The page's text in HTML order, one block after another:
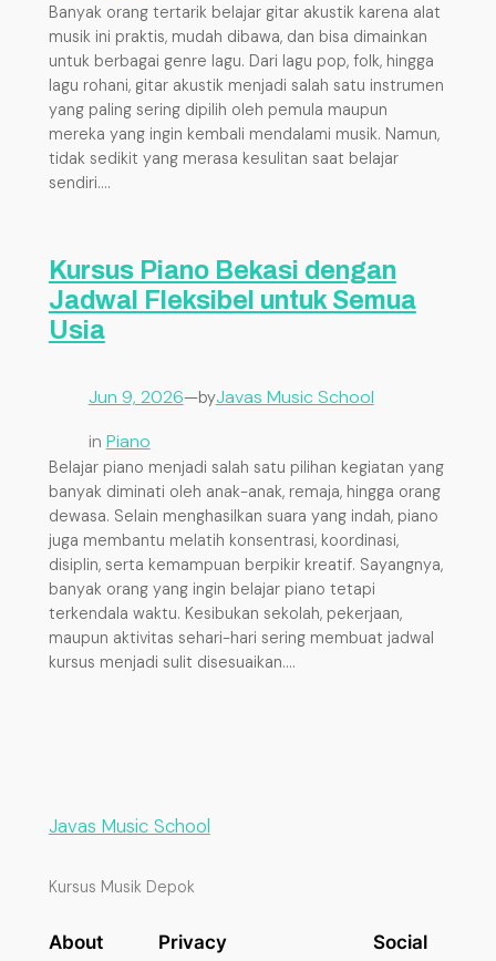
Banyak orang tertarik belajar gitar akustik karena alat
musik ini praktis, mudah dibawa, dan bisa dimainkan
untuk berbagai genre lagu. Dari lagu pop, folk, hingga
lagu rohani, gitar akustik menjadi salah satu instrumen
yang paling sering dipilih oleh pemula maupun
mereka yang ingin kembali mendalami musik. Namun,
tidak sedikit yang merasa kesulitan saat belajar
sendiri.…
Kursus Piano Bekasi dengan
Jadwal Fleksibel untuk Semua
Usia
Jun 9, 2026—byJavas Music School
in Piano
Belajar piano menjadi salah satu pilihan kegiatan yang
banyak diminati oleh anak-anak, remaja, hingga orang
dewasa. Selain menghasilkan suara yang indah, piano
juga membantu melatih konsentrasi, koordinasi,
disiplin, serta kemampuan berpikir kreatif. Sayangnya,
banyak orang yang ingin belajar piano tetapi
terkendala waktu. Kesibukan sekolah, pekerjaan,
maupun aktivitas sehari-hari sering membuat jadwal
kursus menjadi sulit disesuaikan.…
Javas Music School
Kursus Musik Depok
About Privacy Social